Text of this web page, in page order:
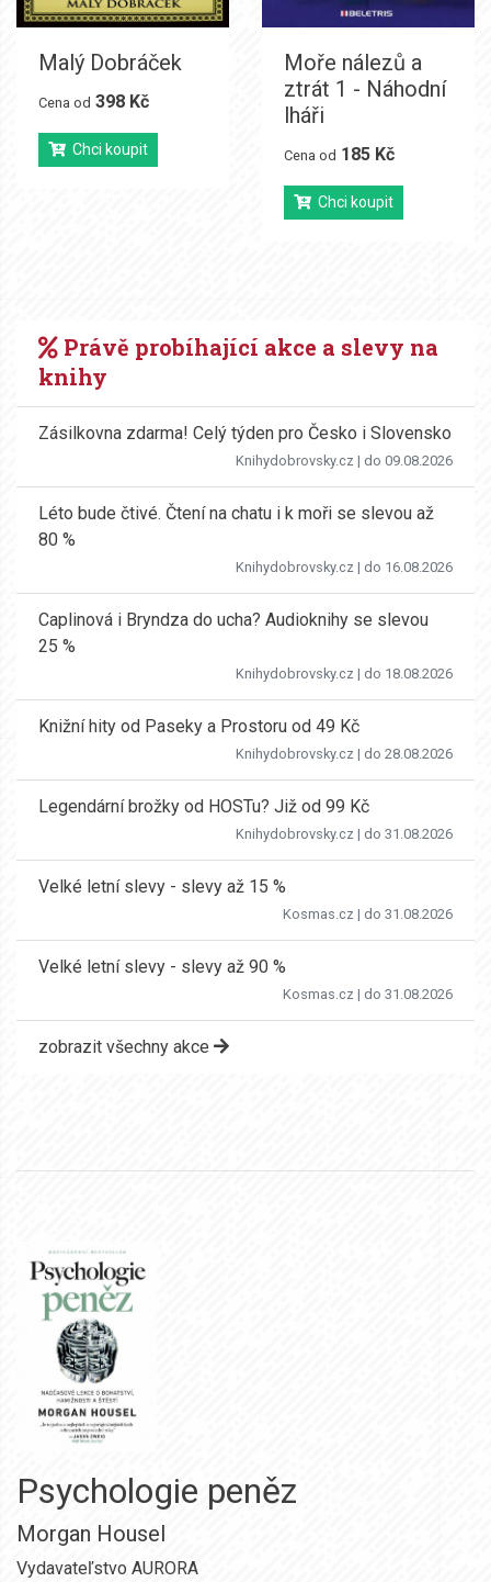
Malý Dobráček
Cena od 398 Kč
Chci koupit
Moře nálezů a
ztrát 1 - Náhodní
lháři
Cena od 185 Kč
Chci koupit
Právě probíhající akce a slevy na
knihy
Zásilkovna zdarma! Celý týden pro Česko i Slovensko
Knihydobrovsky.cz | do 09.08.2026
Léto bude čtivé. Čtení na chatu i k moři se slevou až
80 %
Knihydobrovsky.cz | do 16.08.2026
Caplinová i Bryndza do ucha? Audioknihy se slevou
25 %
Knihydobrovsky.cz | do 18.08.2026
Knižní hity od Paseky a Prostoru od 49 Kč
Knihydobrovsky.cz | do 28.08.2026
Legendární brožky od HOSTu? Již od 99 Kč
Knihydobrovsky.cz | do 31.08.2026
Velké letní slevy - slevy až 15 %
Kosmas.cz | do 31.08.2026
Velké letní slevy - slevy až 90 %
Kosmas.cz | do 31.08.2026
zobrazit všechny akce
Psychologie peněz
Morgan Housel
Vydavateľstvo AURORA